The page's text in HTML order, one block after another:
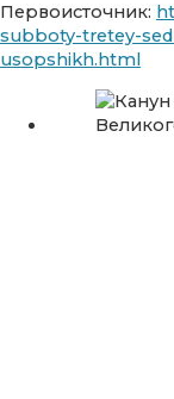
Первоисточник:
subboty-tretey-
usopshikh.html